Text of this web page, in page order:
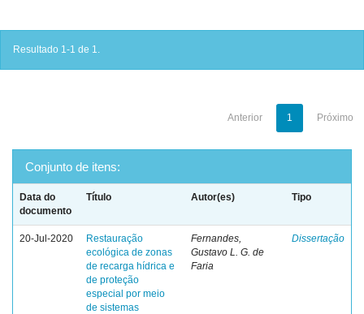
Resultado 1-1 de 1.
Anterior 1 Próximo
Conjunto de itens:
Data do
documento
Título Autor(es) Tipo
20-Jul-2020
Restauração
ecológica de zonas
de recarga hídrica e
de proteção
especial por meio
de sistemas
Fernandes,
Gustavo L. G. de
Faria
Dissertação